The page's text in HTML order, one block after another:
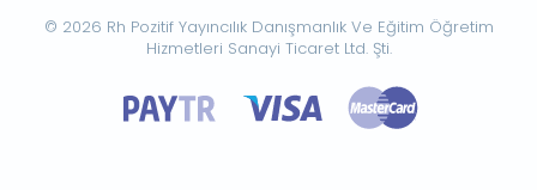
© 2026 Rh Pozitif Yayıncılık Danışmanlık Ve Eğitim Öğretim
Hizmetleri Sanayi Ticaret Ltd. Şti.